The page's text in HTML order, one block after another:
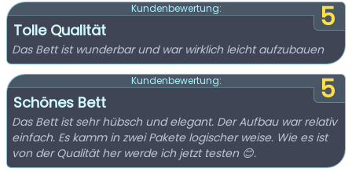
5
Kundenbewertung:
Tolle Qualität
Das Bett ist wunderbar und war wirklich leicht aufzubauen
5
Kundenbewertung:
Schönes Bett
Das Bett ist sehr hübsch und elegant. Der Aufbau war relativ
einfach. Es kamm in zwei Pakete logischer weise. Wie es ist
von der Qualität her werde ich jetzt testen 😊.